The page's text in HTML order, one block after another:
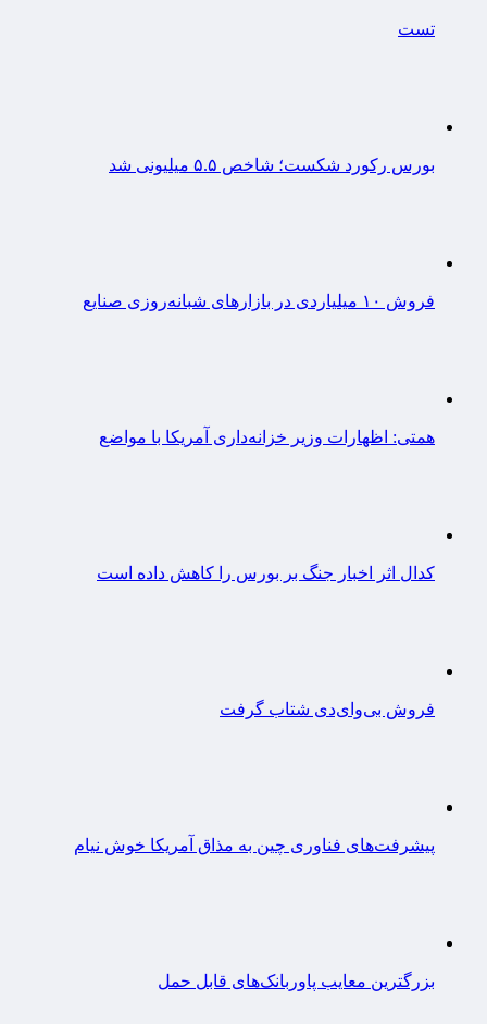
تست
بورس رکورد شکست؛ شاخص ۵.۵ میلیونی شد
فروش ۱۰ میلیاردی در بازارهای شبانه‌روزی صنایع
همتی: اظهارات وزیر خزانه‌داری آمریکا با مواضع
کدال اثر اخبار جنگ بر بورس را کاهش داده است
فروش بی‌وای‌دی شتاب گرفت
پیشرفت‌های فناوری چین به مذاق آمریکا خوش نیام
بزرگترین معایب پاوربانک‌های قابل حمل